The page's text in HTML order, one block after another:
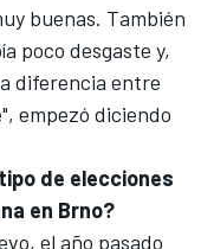
buenas. También
poco desgaste y,
diferencia entre
empezó diciendo
de elecciones
en Brno?
el año pasado